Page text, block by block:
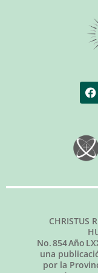
CHRISTUS
No.854Año
una
por la